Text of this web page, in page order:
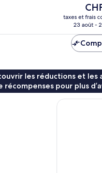
Le
prix
de
CHF
taxes et frais
23 août -
les réductions et les
pour plus